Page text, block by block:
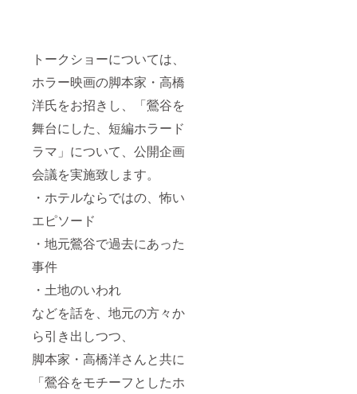
トークショーについては、
ホラー映画の脚本家・高橋
洋氏をお招きし、「鶯谷を
舞台にした、短編ホラード
ラマ」について、公開企画
会議を実施致します。
・ホテルならではの、怖い
エピソード
・地元鶯谷で過去にあった
事件
・土地のいわれ
などを話を、地元の方々か
ら引き出しつつ、
脚本家・高橋洋さんと共に
「鶯谷をモチーフとしたホ